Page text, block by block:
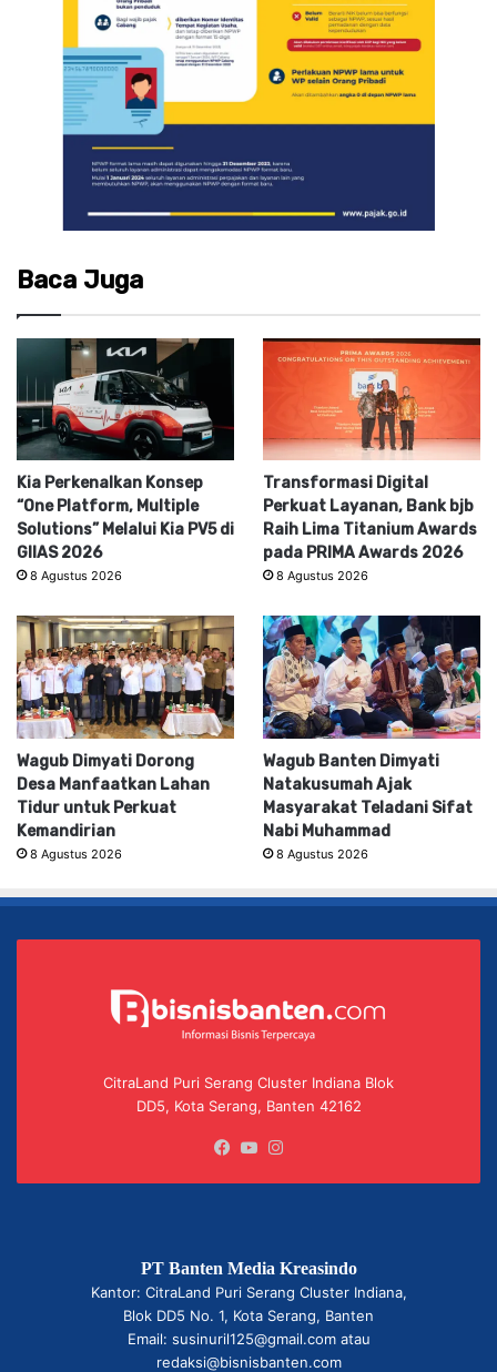
Baca Juga
Kia Perkenalkan Konsep
“One Platform, Multiple
Solutions” Melalui Kia PV5 di
GIIAS 2026
8 Agustus 2026
Transformasi Digital
Perkuat Layanan, Bank bjb
Raih Lima Titanium Awards
pada PRIMA Awards 2026
8 Agustus 2026
Wagub Dimyati Dorong
Desa Manfaatkan Lahan
Tidur untuk Perkuat
Kemandirian
8 Agustus 2026
Wagub Banten Dimyati
Natakusumah Ajak
Masyarakat Teladani Sifat
Nabi Muhammad
8 Agustus 2026
CitraLand Puri Serang Cluster Indiana Blok
DD5, Kota Serang, Banten 42162
Facebook
YouTube
PT Banten Media Kreasindo
Kantor: CitraLand Puri Serang Cluster Indiana,
Blok DD5 No. 1, Kota Serang, Banten
Email: susinuril125@gmail.com atau
redaksi@bisnisbanten.com